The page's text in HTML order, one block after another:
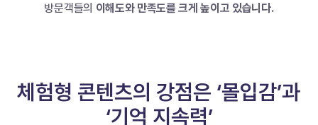
방문객들의 이해도와 만족도를 크게 높이고 있습니다.
체험형 콘텐츠의 강점은 ‘몰입감’과
‘기억 지속력’